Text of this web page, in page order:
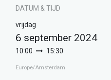
DATUM & TIJD
vrijdag
6 september 2024
10:00 15:30
Europe/Amsterdam